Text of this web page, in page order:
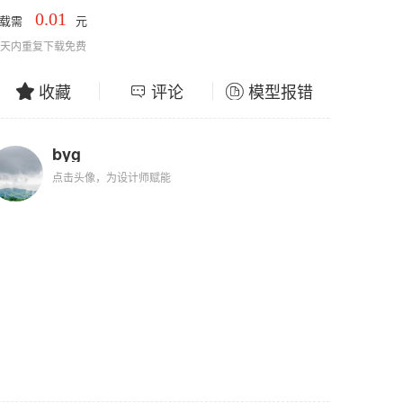
需 0.01 元
内重复下载免费
收藏 评论 模型报错
byg
点击头像，为设计师赋能